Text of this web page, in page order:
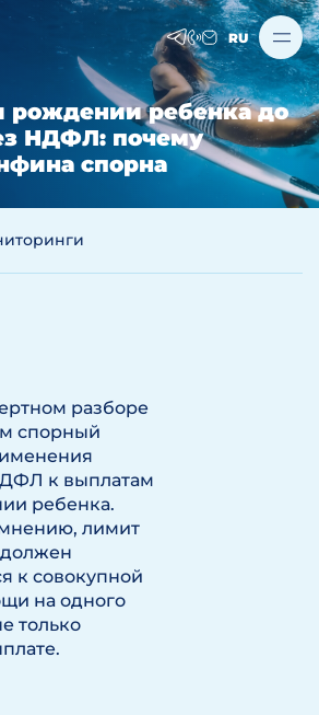
RU
рождении ребенка до
НДФЛ: почему
спорна
разборе
спорный
к выплатам
ребенка.
лимит
должен
к совокупной
на одного
только